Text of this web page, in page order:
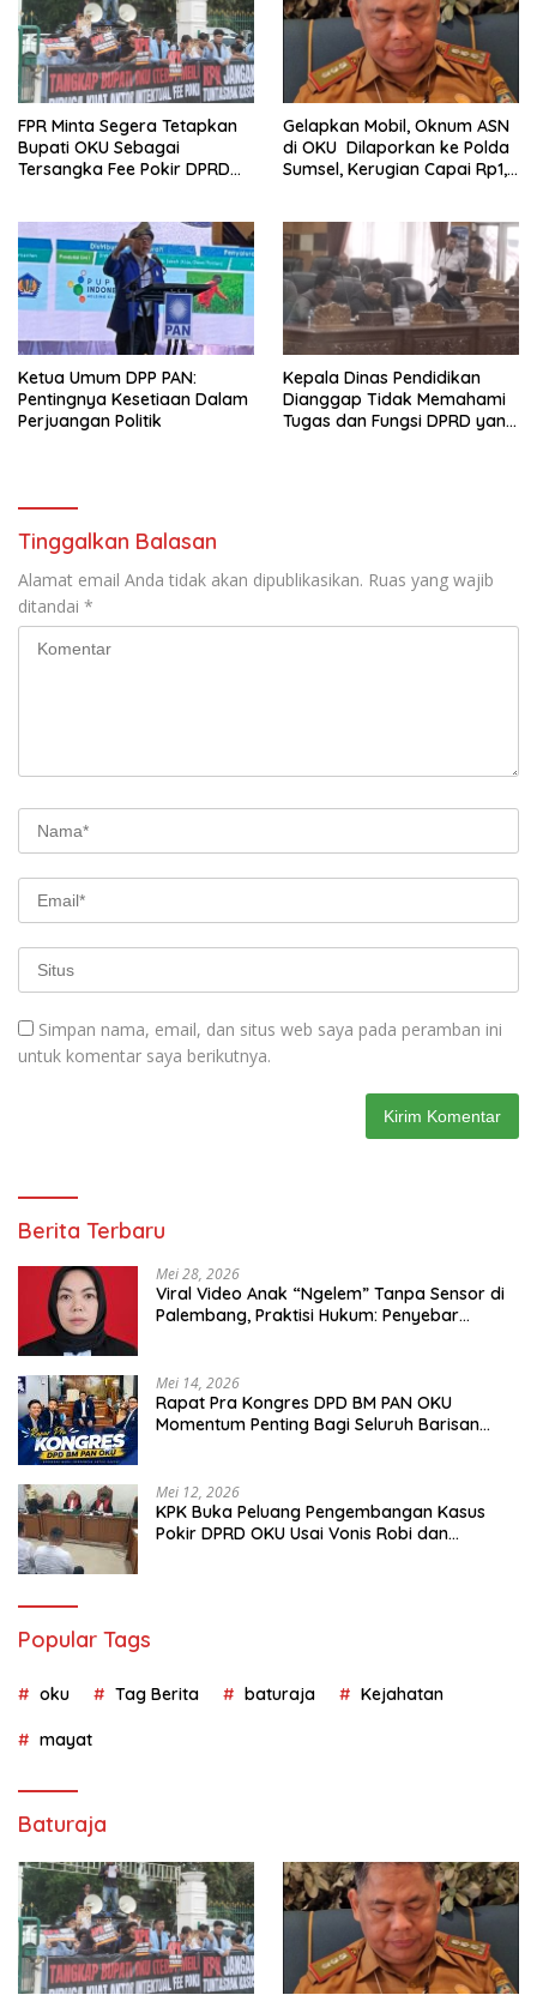
FPR Minta Segera Tetapkan
Bupati OKU Sebagai
Tersangka Fee Pokir DPRD
Gelapkan Mobil, Oknum ASN
di OKU Dilaporkan ke Polda
Sumsel, Kerugian Capai Rp1,2
Ketua Umum DPP PAN:
Pentingnya Kesetiaan Dalam
Perjuangan Politik
Kepala Dinas Pendidikan
Dianggap Tidak Memahami
Tugas dan Fungsi DPRD yang
Tinggalkan Balasan
Alamat email Anda tidak akan dipublikasikan. Ruas yang wajib
ditandai *
Simpan nama, email, dan situs web saya pada peramban ini
untuk komentar saya berikutnya.
Berita Terbaru
Mei 28, 2026
Viral Video Anak “Ngelem” Tanpa Sensor di
Palembang, Praktisi Hukum: Penyebar
Mei 14, 2026
Rapat Pra Kongres DPD BM PAN OKU
Momentum Penting Bagi Seluruh Barisan
Mei 12, 2026
KPK Buka Peluang Pengembangan Kasus
Pokir DPRD OKU Usai Vonis Robi dan
Popular Tags
oku Tag Berita baturaja Kejahatan
mayat
Baturaja